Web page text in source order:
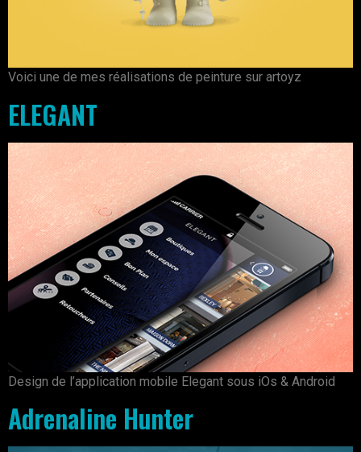
Voici une de mes réalisations de peinture sur artoyz
ELEGANT
Design de l’application mobile Elegant sous iOs & Android
Adrenaline Hunter